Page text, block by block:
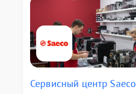
Сервисный центр Saeco